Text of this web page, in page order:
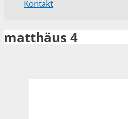
Kontakt
matthäus 4